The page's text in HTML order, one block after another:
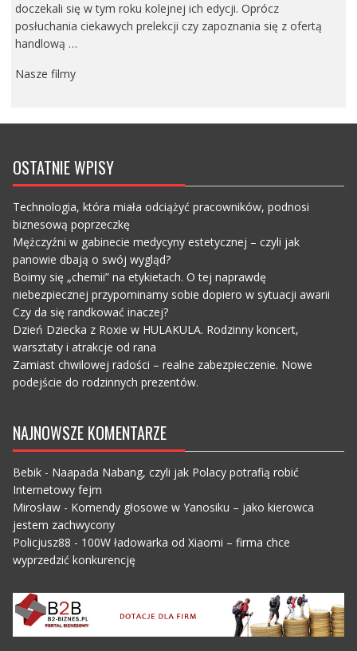
doczekali się w tym roku kolejnej ich edycji. Oprócz
posłuchania ciekawych prelekcji czy zapoznania się z ofertą
handlową …
Nasze filmy
OSTATNIE WPISY
Technologia, która miała odciążyć pracowników, podnosi
biznesową poprzeczkę
Mężczyźni w gabinecie medycyny estetycznej – czyli jak
panowie dbają o swój wygląd?
Boimy się „chemii” na etykietach. O tej naprawdę
niebezpiecznej przypominamy sobie dopiero w sytuacji awarii
Czy da się randkować inaczej?
Dzień Dziecka z Roxie w HULAKULA. Rodzinny koncert,
warsztaty i atrakcje od rana
Zamiast chwilowej radości – realne zabezpieczenie. Nowe
podejście do rodzinnych prezentów.
NAJNOWSZE KOMENTARZE
Bebik- Naapada Nabang, czyli jak Polacy potrafią robić
Internetowy fejm
Mirosław- Komendy głosowe w Yanosiku – jako kierowca
jestem zachwycony
Policjusz88 - 100W ładowarka od Xiaomi – firma chce
wyprzedzić konkurencję